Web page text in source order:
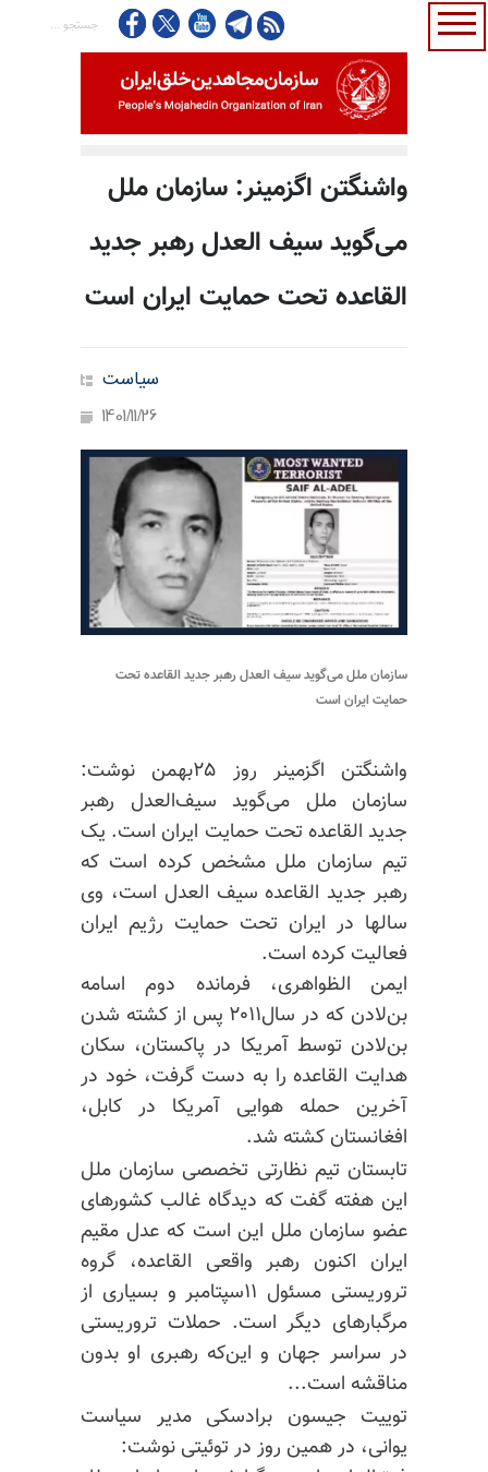
واشنگتن اگزمینر: سازمان ملل
می‌گوید سیف العدل رهبر جدید
القاعده تحت حمایت ایران است
سیاست
1401/11/26
سازمان ملل می‌گوید سیف العدل رهبر جدید القاعده تحت
حمایت ایران است
واشنگتن اگزمینر روز ۲۵بهمن نوشت:
سازمان ملل می‌گوید سیف‌العدل رهبر
جدید القاعده تحت حمایت ایران است. یک
تیم سازمان ملل مشخص کرده است که
رهبر جدید القاعده سیف العدل است، وی
سالها در ایران تحت حمایت رژیم ایران
فعالیت کرده است.
ایمن الظواهری، فرمانده دوم اسامه
بن‌لادن که در سال۲۰۱۱ پس از کشته شدن
بن‌لادن توسط آمریکا در پاکستان، سکان
هدایت القاعده را به دست گرفت، خود در
آخرین حمله هوایی آمریکا در کابل،
افغانستان کشته شد.
تابستان تیم نظارتی تخصصی سازمان ملل
این هفته گفت که دیدگاه غالب کشورهای
عضو سازمان ملل این است که عدل مقیم
ایران اکنون رهبر واقعی القاعده، گروه
تروریستی مسئول ۱۱سپتامبر و بسیاری از
مرگبارهای دیگر است. حملات تروریستی
در سراسر جهان و این‌که رهبری او بدون
مناقشه است...
توییت جیسون برادسکی مدیر سیاست
یوانی، در همین روز در توئیتی نوشت: